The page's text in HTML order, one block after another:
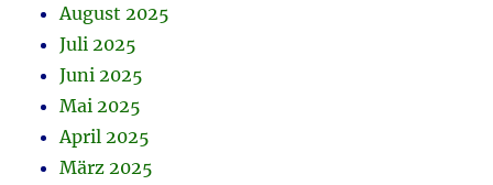
August 2025
Juli 2025
Juni 2025
Mai 2025
April 2025
März 2025